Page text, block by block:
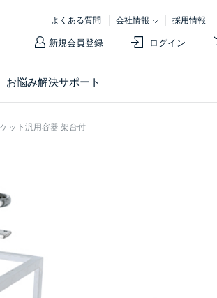
よくある質問 会社情報 採用情報
新規会員登録 ログイン
お悩み解決サポート
ケット汎用容器 架台付